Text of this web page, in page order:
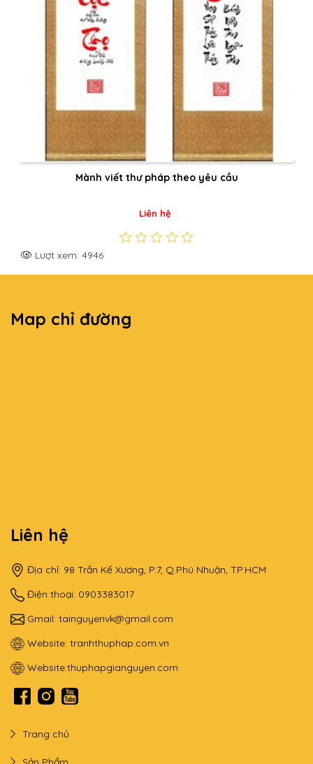
Mành viết thư pháp theo yêu cầu
Liên hệ
Lượt xem: 4946
Map chỉ đường
Liên hệ
Địa chỉ: 98 Trần Kế Xương, P.7, Q.Phú Nhuận, TP.HCM
Điện thoại: 0903383017
Gmail: tainguyenvk@gmail.com
Website: tranhthuphap.com.vn
Website:thuphapgianguyen.com
Trang chủ